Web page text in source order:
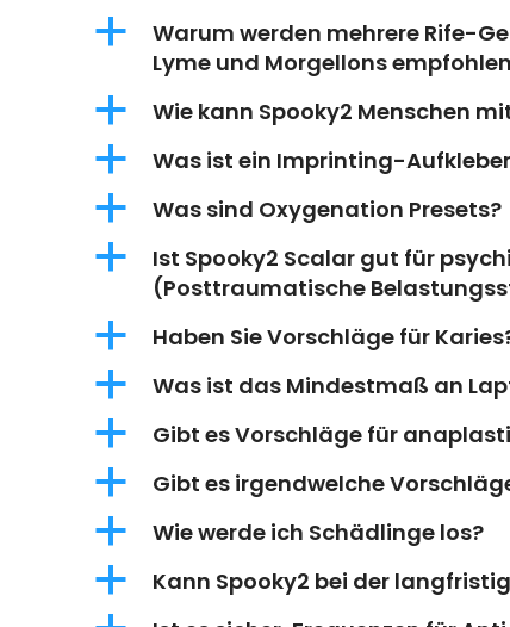
a
Warum werden mehrere Rife-
Lyme und Morgellons
a Wie kann Spooky2 Menschen
a Was ist ein Imprinting-
a Was sind Oxygenation Presets?
a
Ist Spooky2 Scalar gut für
(Posttraumatische
a Haben Sie Vorschläge für
a Was ist das Mindestmaß an
a Gibt es Vorschläge für
a Gibt es irgendwelche
a Wie werde ich Schädlinge los?
a Kann Spooky2 bei der